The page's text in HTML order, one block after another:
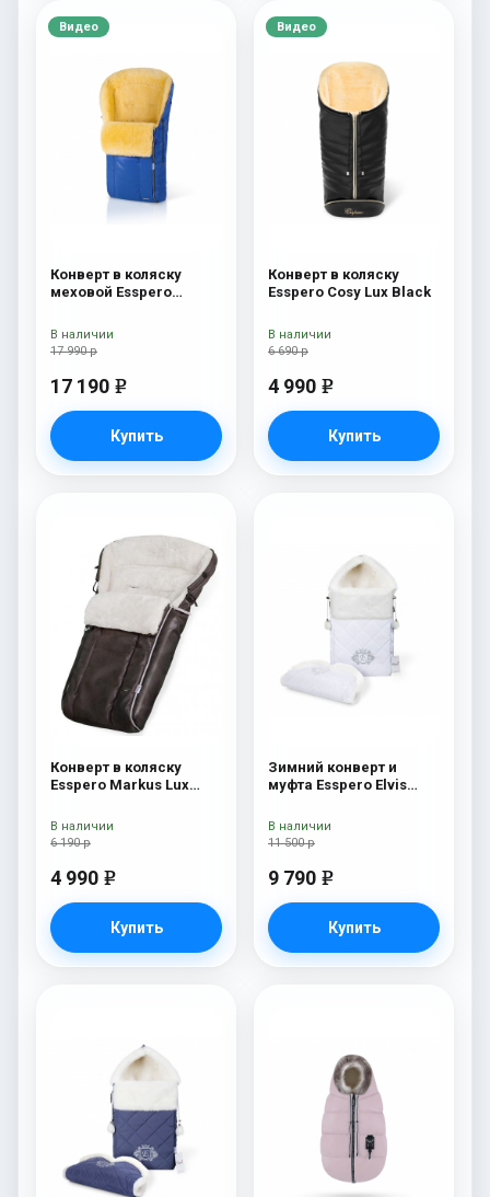
Видео
Конверт в коляску
меховой Esspero
(натуральная овчина)
Sky
17 990 р
17 190 e
Купить
В наличии
Видео
Конверт в коляску
Esspero Cosy Lux Black
6 690 р
4 990 e
Купить
В наличии
Конверт в коляску
Esspero Markus Lux
овечья шерсть) Brown
6 190 р
4 990 e
Купить
В наличии
Зимний конверт и
муфта Esspero Elvis
Like
11 500 р
9 790 e
Купить
В наличии